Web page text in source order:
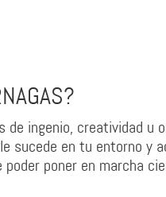
ingenio, creatividad u
sucede en tu entorno y
poner en marcha